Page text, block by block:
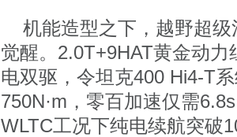
机能造型之下，越野超级
觉醒。2.0T+9HAT黄金动
电双驱，令坦克400 Hi4-T
750N·m，零百加速仅需
WLTC工况下纯电续航突破